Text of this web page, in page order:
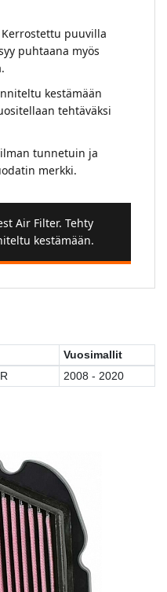
Kerrostettu puuvilla
puhtaana myös
kestämään
tehtäväksi
tunnetuin ja
merkki.
Air Filter. Tehty
kestämään.
Vuosimallit
2008 - 2020